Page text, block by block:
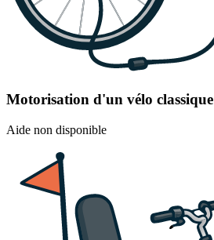
Motorisation d'un vélo classique
Aide non disponible